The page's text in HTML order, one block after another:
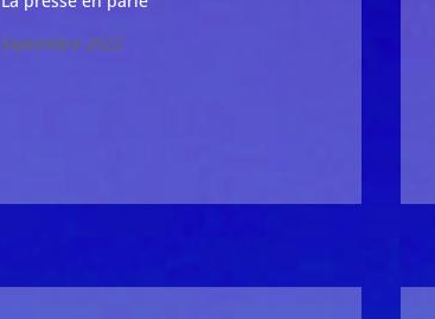
Septembre 2022